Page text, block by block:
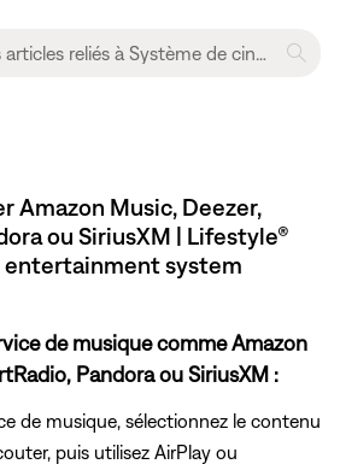
Amazon Music, Deezer,
ou SiriusXM | Lifestyle®
entertainment system
de musique comme Amazon
Pandora ou SiriusXM :
de musique, sélectionnez le contenu
puis utilisez AirPlay ou